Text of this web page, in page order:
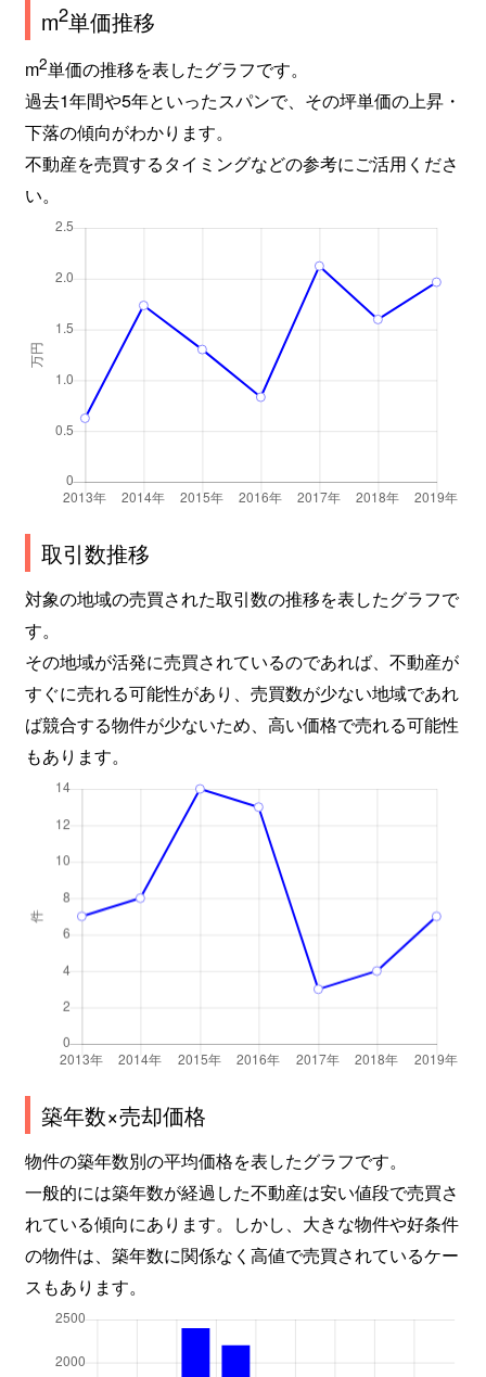
m2単価推移
m2単価の推移を表したグラフです。
過去1年間や5年といったスパンで、その坪単価の上昇・
下落の傾向がわかります。
不動産を売買するタイミングなどの参考にご活用くださ
い。
取引数推移
対象の地域の売買された取引数の推移を表したグラフで
す。
その地域が活発に売買されているのであれば、不動産が
すぐに売れる可能性があり、売買数が少ない地域であれ
ば競合する物件が少ないため、高い価格で売れる可能性
もあります。
築年数×売却価格
物件の築年数別の平均価格を表したグラフです。
一般的には築年数が経過した不動産は安い値段で売買さ
れている傾向にあります。しかし、大きな物件や好条件
の物件は、築年数に関係なく高値で売買されているケー
スもあります。